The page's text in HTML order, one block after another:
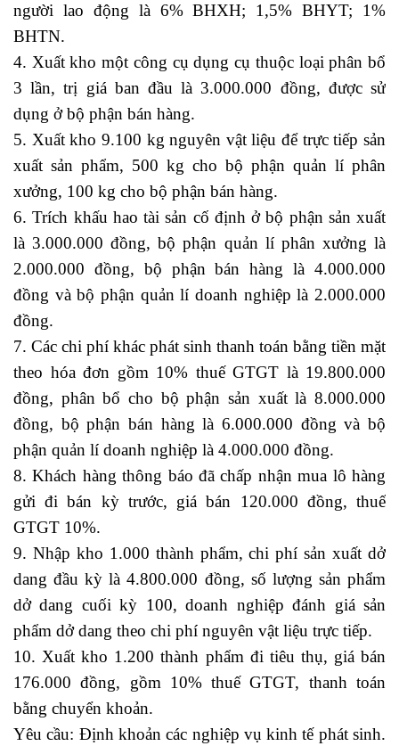
người lao động là 6% BHXH; 1,5% BHYT; 1%
BHTN.
4. Xuất kho một công cụ dụng cụ thuộc loại phân bổ
3 lần, trị giá ban đầu là 3.000.000 đồng, được sử
dụng ở bộ phận bán hàng.
5. Xuất kho 9.100 kg nguyên vật liệu để trực tiếp sản
xuất sản phẩm, 500 kg cho bộ phận quản lí phân
xưởng, 100 kg cho bộ phận bán hàng.
6. Trích khấu hao tài sản cố định ở bộ phận sản xuất
là 3.000.000 đồng, bộ phận quản lí phân xưởng là
2.000.000 đồng, bộ phận bán hàng là 4.000.000
đồng và bộ phận quản lí doanh nghiệp là 2.000.000
đồng.
7. Các chi phí khác phát sinh thanh toán bằng tiền mặt
theo hóa đơn gồm 10% thuế GTGT là 19.800.000
đồng, phân bổ cho bộ phận sản xuất là 8.000.000
đồng, bộ phận bán hàng là 6.000.000 đồng và bộ
phận quản lí doanh nghiệp là 4.000.000 đồng.
8. Khách hàng thông báo đã chấp nhận mua lô hàng
gửi đi bán kỳ trước, giá bán 120.000 đồng, thuế
GTGT 10%.
9. Nhập kho 1.000 thành phẩm, chi phí sản xuất dở
dang đầu kỳ là 4.800.000 đồng, số lượng sản phẩm
dở dang cuối kỳ 100, doanh nghiệp đánh giá sản
phẩm dở dang theo chi phí nguyên vật liệu trực tiếp.
10. Xuất kho 1.200 thành phẩm đi tiêu thụ, giá bán
176.000 đồng, gồm 10% thuế GTGT, thanh toán
bằng chuyển khoản.
Yêu cầu: Định khoản các nghiệp vụ kinh tế phát sinh.